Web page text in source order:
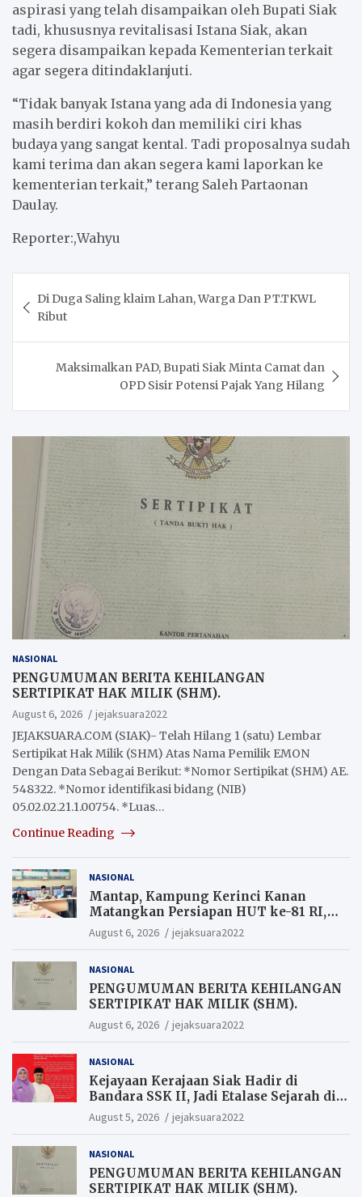
aspirasi yang telah disampaikan oleh Bupati Siak
tadi, khususnya revitalisasi Istana Siak, akan
segera disampaikan kepada Kementerian terkait
agar segera ditindaklanjuti.
“Tidak banyak Istana yang ada di Indonesia yang
masih berdiri kokoh dan memiliki ciri khas
budaya yang sangat kental. Tadi proposalnya sudah
kami terima dan akan segera kami laporkan ke
kementerian terkait,” terang Saleh Partaonan
Daulay.
Reporter:,Wahyu
navigation
Di Duga Saling klaim Lahan, Warga Dan PT.TKWL
Ribut
Maksimalkan PAD, Bupati Siak Minta Camat dan
OPD Sisir Potensi Pajak Yang Hilang
NASIONAL
PENGUMUMAN BERITA KEHILANGAN
SERTIPIKAT HAK MILIK (SHM).
August 6, 2026
jejaksuara2022
JEJAKSUARA.COM (SIAK)- Telah Hilang 1 (satu) Lembar
Sertipikat Hak Milik (SHM) Atas Nama Pemilik EMON
Dengan Data Sebagai Berikut: *Nomor Sertipikat (SHM) AE.
548322. *Nomor identifikasi bidang (NIB)
05.02.02.21.1.00754. *Luas…
Continue Reading
NASIONAL
Mantap, Kampung Kerinci Kanan
Matangkan Persiapan HUT ke-81 RI,
Warga yang ikut Upacara
Berkesempatan Raih Hadiah
August 6, 2026 jejaksuara2022
NASIONAL
PENGUMUMAN BERITA KEHILANGAN
SERTIPIKAT HAK MILIK (SHM).
August 6, 2026 jejaksuara2022
NASIONAL
Kejayaan Kerajaan Siak Hadir di
Bandara SSK II, Jadi Etalase Sejarah di
Gerbang Riau
August 5, 2026 jejaksuara2022
NASIONAL
PENGUMUMAN BERITA KEHILANGAN
SERTIPIKAT HAK MILIK (SHM).